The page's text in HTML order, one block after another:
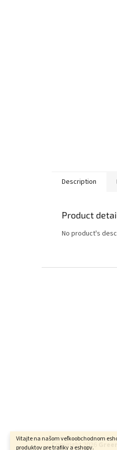
Vitajte na našom veľkoobchodnom
produktov pre trafiky a eshopy.
Description
Product
No product's
Copyright 2026